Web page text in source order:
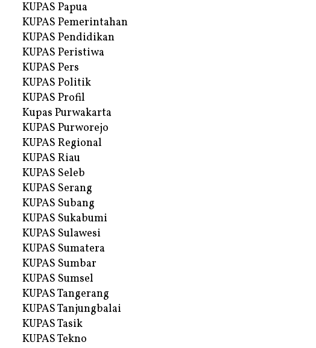
KUPAS Papua
KUPAS Pemerintahan
KUPAS Pendidikan
KUPAS Peristiwa
KUPAS Pers
KUPAS Politik
KUPAS Profil
Kupas Purwakarta
KUPAS Purworejo
KUPAS Regional
KUPAS Riau
KUPAS Seleb
KUPAS Serang
KUPAS Subang
KUPAS Sukabumi
KUPAS Sulawesi
KUPAS Sumatera
KUPAS Sumbar
KUPAS Sumsel
KUPAS Tangerang
KUPAS Tanjungbalai
KUPAS Tasik
KUPAS Tekno